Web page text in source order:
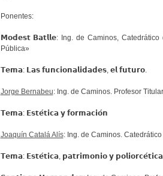
Ponentes:
𝗠𝗼𝗱𝗲𝘀𝘁 𝗕𝗮𝘁𝗹𝗹𝗲: Ing. de Caminos,
Pública»
𝗧𝗲𝗺𝗮: 𝗟𝗮𝘀 𝗳𝘂𝗻𝗰𝗶𝗼𝗻𝗮𝗹𝗶𝗱𝗮𝗱𝗲𝘀, 𝗲𝗹 𝗳𝘂𝘁𝘂𝗿𝗼.
Jorge Bernabeu: Ing. de Caminos. Profesor
𝗧𝗲𝗺𝗮: 𝗘𝘀𝘁𝗲́𝘁𝗶𝗰𝗮 𝘆 𝗳𝗼𝗿𝗺𝗮𝗰𝗶𝗼́𝗻
Joaquín Catalá Alís: Ing. de Caminos.
𝗧𝗲𝗺𝗮: 𝗘𝘀𝘁𝗲́𝘁𝗶𝗰𝗮, 𝗽𝗮𝘁𝗿𝗶𝗺𝗼𝗻𝗶𝗼 𝘆 𝗽𝗼𝗹𝗶𝗼𝗿𝗰𝗲́𝘁𝗶𝗰𝗮